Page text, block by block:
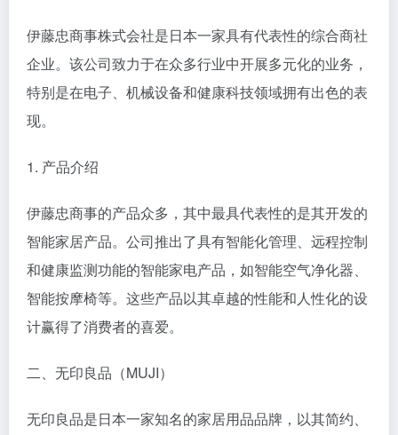
伊藤忠商事株式会社是日本一家具有代表性的综合商社
企业。该公司致力于在众多行业中开展多元化的业务，
特别是在电子、机械设备和健康科技领域拥有出色的表
现。
1. 产品介绍
伊藤忠商事的产品众多，其中最具代表性的是其开发的
智能家居产品。公司推出了具有智能化管理、远程控制
和健康监测功能的智能家电产品，如智能空气净化器、
智能按摩椅等。这些产品以其卓越的性能和人性化的设
计赢得了消费者的喜爱。
二、无印良品（MUJI）
无印良品是日本一家知名的家居用品品牌，以其简约、